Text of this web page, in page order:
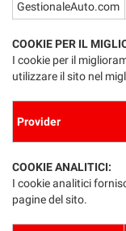
GestionaleAuto.com
COOKIE PER IL
I cookie per il
utilizzare il sito nel
Provider
COOKIE ANALITICI:
I cookie analitici
pagine del sito.